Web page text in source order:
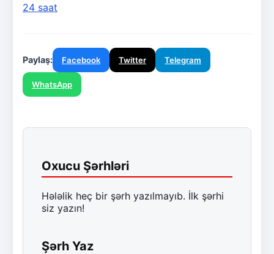
24 saat
Paylaş: Facebook Twitter Telegram
WhatsApp
Oxucu Şərhləri
Hələlik heç bir şərh yazılmayıb. İlk şərhi
siz yazın!
Şərh Yaz